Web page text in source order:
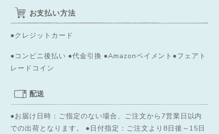
お支払い方法
●クレジットカード
●コンビニ後払い ●代金引換 ●Amazonペイメント●フェアト
レードコイン
配送
●お届け日時：ご指定のない場合、ご注文から7営業日以内
での出荷となります。
●日付指定：ご注文より8日後～15日